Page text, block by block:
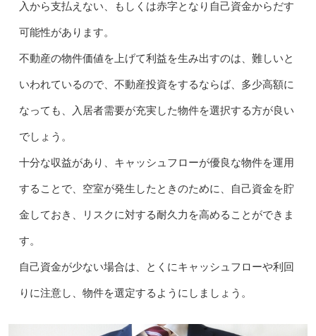
入から支払えない、もしくは赤字となり自己資金からだす
可能性があります。
不動産の物件価値を上げて利益を生み出すのは、難しいと
いわれているので、不動産投資をするならば、多少高額に
なっても、入居者需要が充実した物件を選択する方が良い
でしょう。
十分な収益があり、キャッシュフローが優良な物件を運用
することで、空室が発生したときのために、自己資金を貯
金しておき、リスクに対する耐久力を高めることができま
す。
自己資金が少ない場合は、とくにキャッシュフローや利回
りに注意し、物件を選定するようにしましょう。